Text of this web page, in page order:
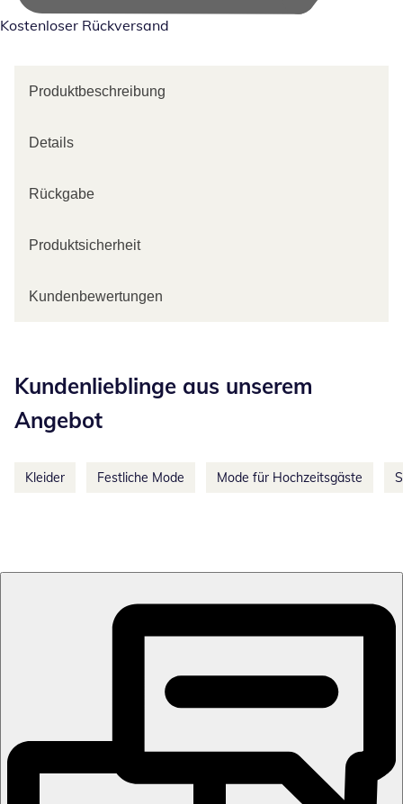
Kostenloser Rückversand
Produktbeschreibung
Details
Rückgabe
Produktsicherheit
Kundenbewertungen
Kundenlieblinge aus unserem
Angebot
Kleider Festliche Mode Mode für Hochzeitsgäste